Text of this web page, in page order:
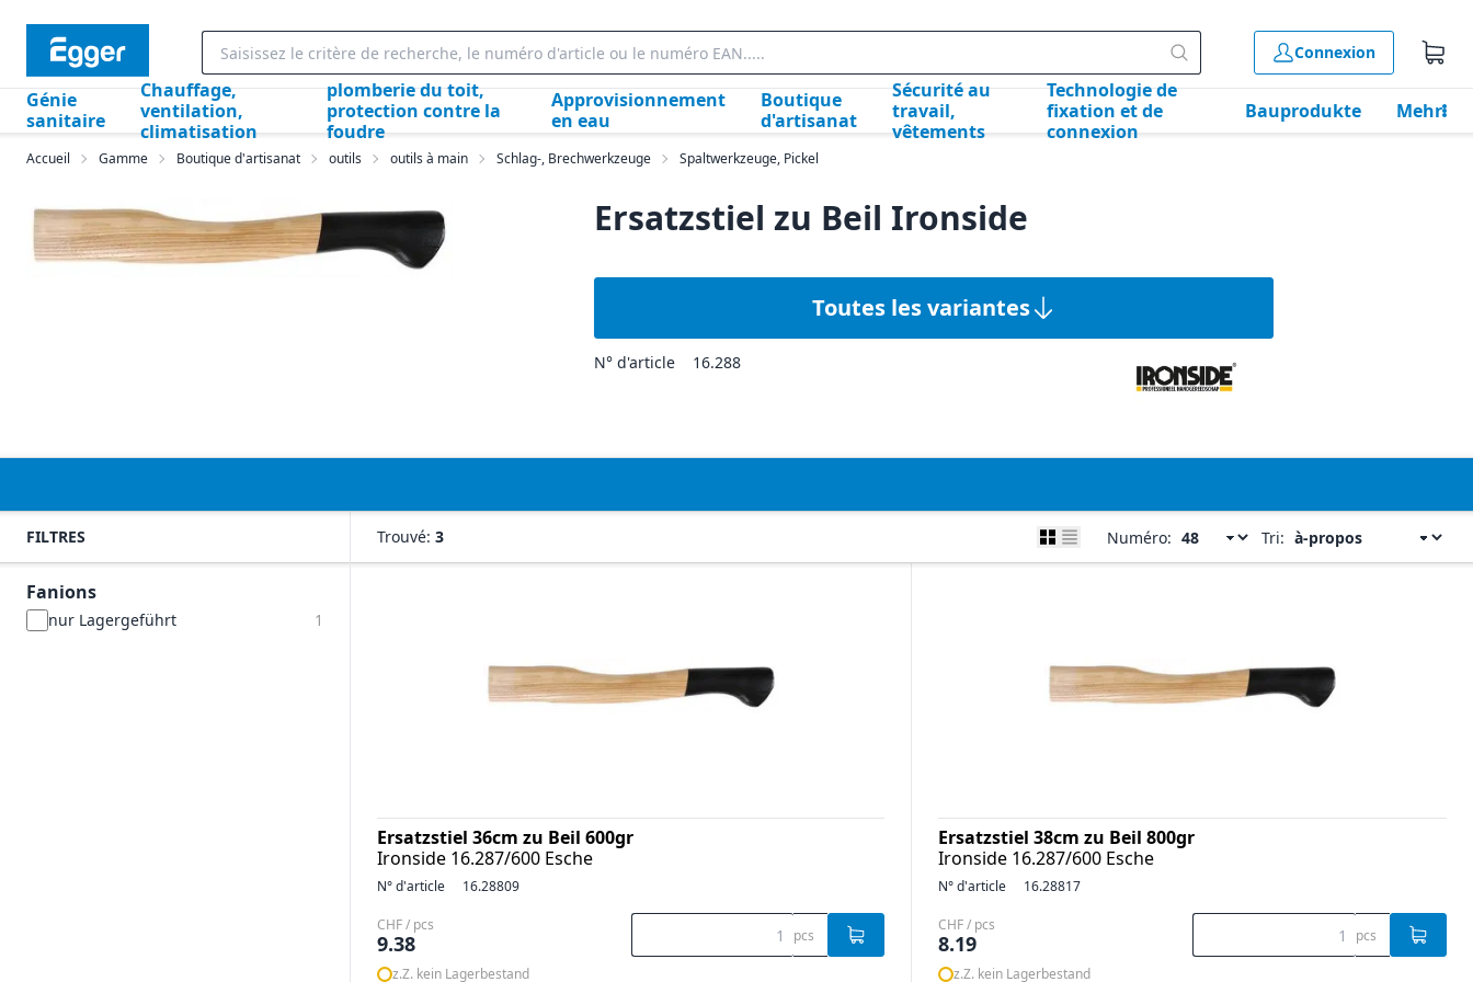
Connexion
Génie
sanitaire
Chauffage,
ventilation,
climatisation
plomberie du toit,
protection contre la
foudre
Approvisionnement
en eau
Boutique
d'artisanat
Sécurité au
travail,
vêtements
Technologie de
fixation et de
connexion
Bauprodukte Mehr
Accueil Gamme Boutique d'artisanat outils outils à main Schlag-, Brechwerkzeuge Spaltwerkzeuge, Pickel
Ersatzstiel zu Beil Ironside
Toutes les variantes
N° d'article 16.288
FILTRES
Fanions
nur Lagergeführt 1
Trouvé: 3 Numéro: Tri:
Ersatzstiel 36cm zu Beil 600gr
Ironside 16.287/600 Esche
N° d'article 16.28809
CHF / pcs
9.38 pcs
z.Z. kein Lagerbestand
Ersatzstiel 38cm zu Beil 800gr
Ironside 16.287/600 Esche
N° d'article 16.28817
CHF / pcs
8.19 pcs
z.Z. kein Lagerbestand